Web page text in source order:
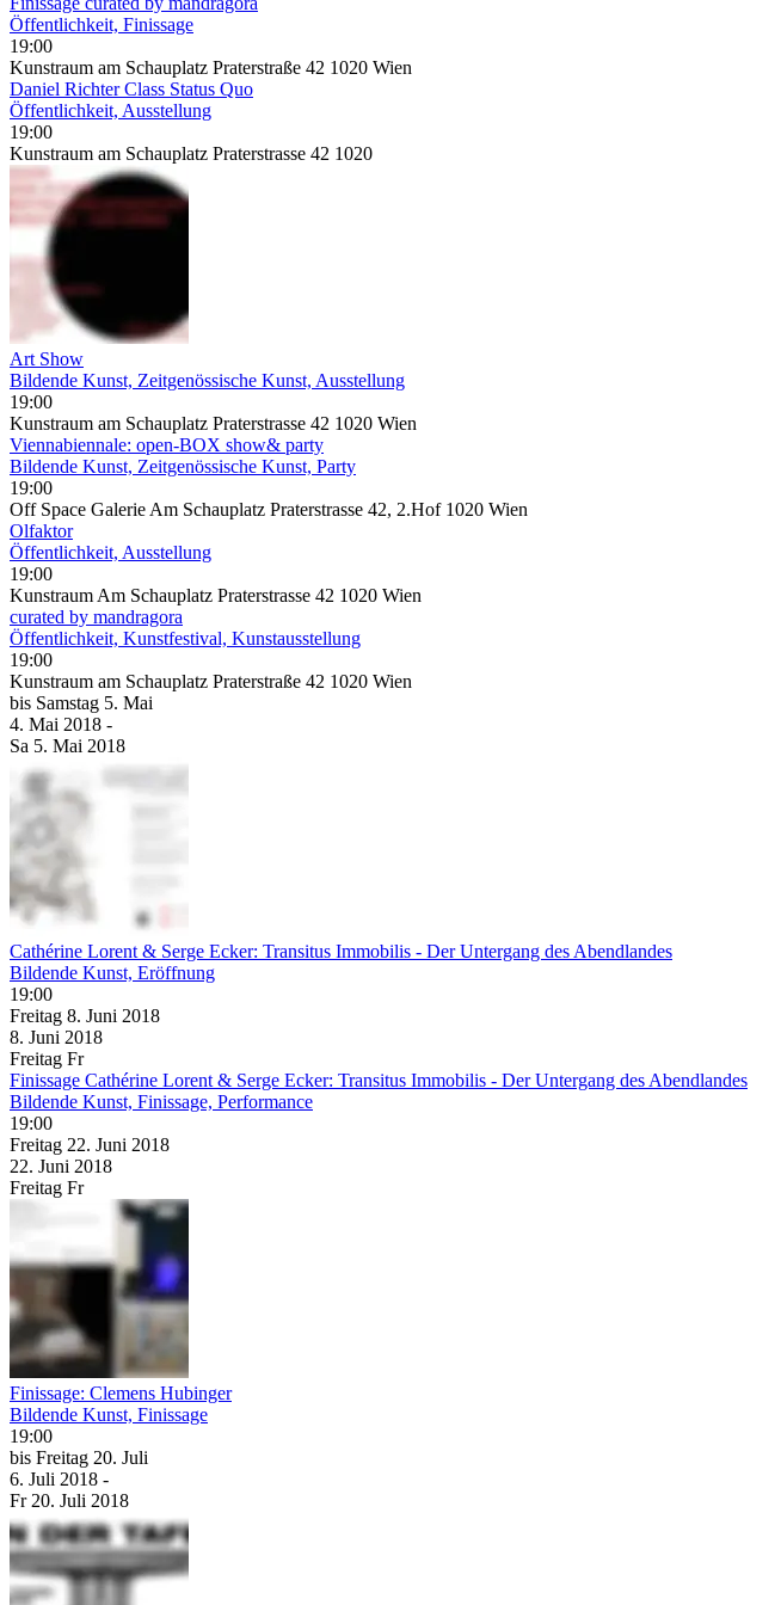
Öffentlichkeit, Finissage
19:00
Kunstraum am Schauplatz Praterstraße 42 1020 Wien
Daniel Richter Class Status Quo
Öffentlichkeit, Ausstellung
19:00
Kunstraum am Schauplatz Praterstrasse 42 1020
Art Show
Bildende Kunst, Zeitgenössische Kunst, Ausstellung
19:00
Kunstraum am Schauplatz Praterstrasse 42 1020 Wien
Viennabiennale: open-BOX show& party
Bildende Kunst, Zeitgenössische Kunst, Party
19:00
Off Space Galerie Am Schauplatz Praterstrasse 42, 2.Hof 1020 Wien
Olfaktor
Öffentlichkeit, Ausstellung
19:00
Kunstraum Am Schauplatz Praterstrasse 42 1020 Wien
curated by mandragora
Öffentlichkeit, Kunstfestival, Kunstausstellung
19:00
Kunstraum am Schauplatz Praterstraße 42 1020 Wien
bis Samstag 5. Mai
4. Mai 2018 -
Sa 5. Mai 2018
Cathérine Lorent & Serge Ecker: Transitus Immobilis - Der Untergang des Abendlandes
Bildende Kunst, Eröffnung
19:00
Freitag 8. Juni 2018
8. Juni 2018
Freitag Fr
Finissage Cathérine Lorent & Serge Ecker: Transitus Immobilis - Der Untergang des Abendlandes
Bildende Kunst, Finissage, Performance
19:00
Freitag 22. Juni 2018
22. Juni 2018
Freitag Fr
Finissage: Clemens Hubinger
Bildende Kunst, Finissage
19:00
bis Freitag 20. Juli
6. Juli 2018 -
Fr 20. Juli 2018